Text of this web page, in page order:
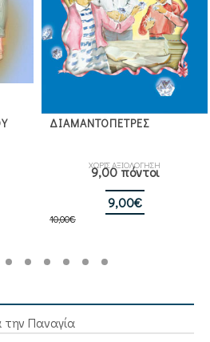
ΔΙΑΜΑΝΤΟΠΕΤΡΕΣ
ΧΩΡΙΣ ΑΞΙΟΛΟΓΗΣΗ
9,00 πόντοι
10,00€
Original
10,00€.
9,00€
την Παναγία